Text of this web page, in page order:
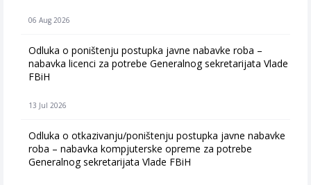
06 Aug 2026
Odluka o poništenju postupka javne nabavke roba –
nabavka licenci za potrebe Generalnog sekretarijata Vlade
FBiH
13 Jul 2026
Odluka o otkazivanju/poništenju postupka javne nabavke
roba – nabavka kompjuterske opreme za potrebe
Generalnog sekretarijata Vlade FBiH